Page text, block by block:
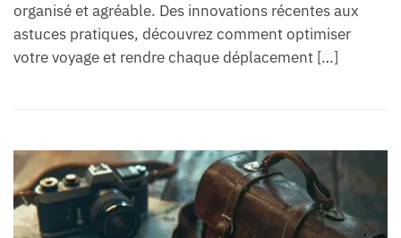
organisé et agréable. Des innovations récentes aux
astuces pratiques, découvrez comment optimiser
votre voyage et rendre chaque déplacement […]